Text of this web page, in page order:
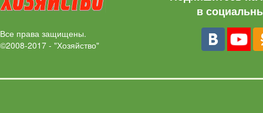
Все права защищены.
©2008-2017 - "Хозяйство"
в